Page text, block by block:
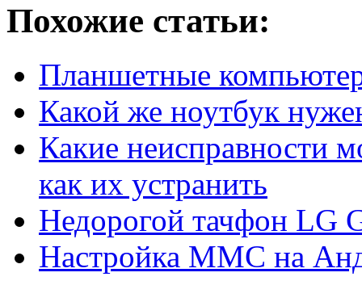
Похожие статьи:
Планшетные
Какой же ноутбук
Какие неисправности
как их устранить
Недорогой тачфон LG
Настройка ММС на